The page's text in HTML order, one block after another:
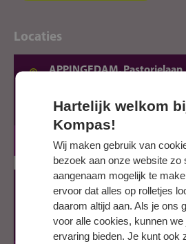
Locaties
APPINGEDAM, Pastorielaan
9901 CE APPINGEDAM
BOL
GRONINGEN, Winschoterdiep
Winschoterdiep 50
9723 AB GRONINGEN
Hartelijk welkom
Kompas!
Wij maken gebruik van
bezoek aan onze website zo
aangenaam mogelijk te
ervoor dat alles op rolletjes
daarom altijd aan. Als je ons
voor alle cookies, kunnen we
ervaring bieden. Je kunt ook